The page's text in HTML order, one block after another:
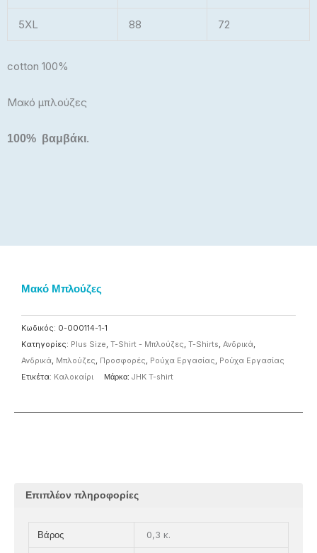
5XL 88 72
cotton 100%
Μακό μπλούζες
100% βαμβάκι.
Μακό Μπλούζες
Κωδικός: 0-000114-1-1
Κατηγορίες: Plus Size, T-Shirt - Μπλούζες, T-Shirts, Ανδρικά,
Ανδρικά, Μπλούζες, Προσφορές, Ρούχα Εργασίας, Ρούχα Εργασίας
Ετικέτα: Καλοκαίρι Μάρκα: JHK T-shirt
Επιπλέον πληροφορίες
Βάρος 0,3 κ.